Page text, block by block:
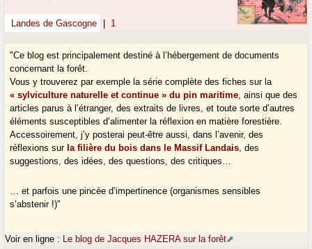
Landes de Gascogne 1
"Ce blog est principalement destiné à l’hébergement de documents
concernant la forêt.
Vous y trouverez par exemple la série complète des fiches sur la
« sylviculture naturelle et continue » du pin maritime, ainsi que des
articles parus à l’étranger, des extraits de livres, et toute sorte d’autres
éléments susceptibles d’alimenter la réflexion en matière forestière.
Accessoirement, j’y posterai peut-être aussi, dans l’avenir, des
réflexions sur la filière du bois dans le Massif Landais, des
suggestions, des idées, des questions, des critiques…
… et parfois une pincée d’impertinence (organismes sensibles
s’abstenir !)"
Voir en ligne : Le blog de Jacques HAZERA sur la forêt